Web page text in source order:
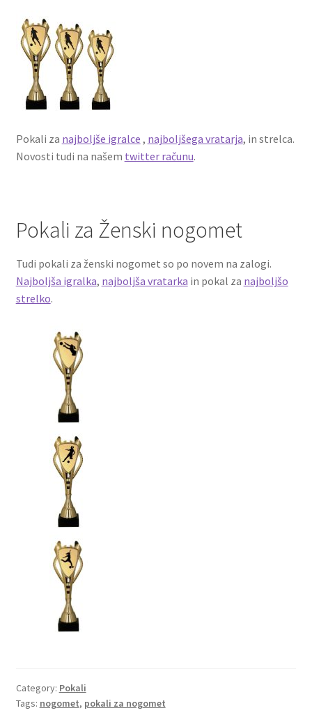
Pokali za najboljše igralce , najboljšega vratarja, in strelca.
Novosti tudi na našem twitter računu.
Pokali za Ženski nogomet
Tudi pokali za ženski nogomet so po novem na zalogi.
Najboljša igralka, najboljša vratarka in pokal za najboljšo
strelko.
Category: Pokali
Tags: nogomet, pokali za nogomet